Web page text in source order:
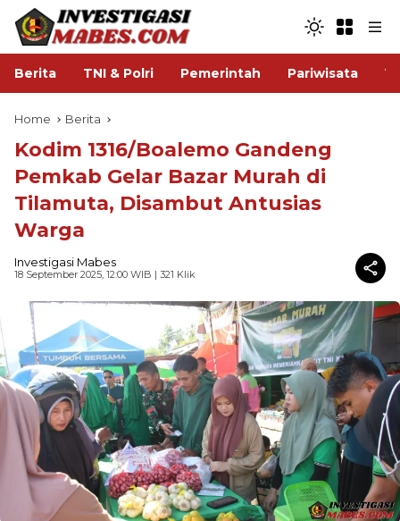
Berita TNI & Polri Pemerintah Pariwisata
Home Berita
Kodim 1316/Boalemo Gandeng
Pemkab Gelar Bazar Murah di
Tilamuta, Disambut Antusias
Warga
Investigasi Mabes
18 September 2025, 12:00 WIB | 321 Klik